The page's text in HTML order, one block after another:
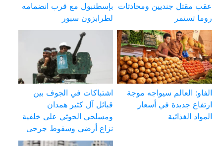
عقب مقتل جنديين ومحادثات
روما تستمر
بإسطنبول مع قرب انضمامه
لطرابزون سبور
الفاو: العالم سيواجه موجة
ارتفاع جديدة في أسعار
المواد الغذائية
اشتباكات في الجوف بين
قبائل آل كثير همدان
ومسلحي الحوثي على خلفية
نزاع أرضي وسقوط جرحى